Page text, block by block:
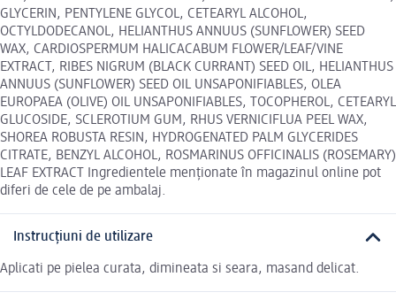
GLYCERIN, PENTYLENE GLYCOL, CETEARYL ALCOHOL,
OCTYLDODECANOL, HELIANTHUS ANNUUS (SUNFLOWER) SEED
WAX, CARDIOSPERMUM HALICACABUM FLOWER/LEAF/VINE
EXTRACT, RIBES NIGRUM (BLACK CURRANT) SEED OIL, HELIANTHUS
ANNUUS (SUNFLOWER) SEED OIL UNSAPONIFIABLES, OLEA
EUROPAEA (OLIVE) OIL UNSAPONIFIABLES, TOCOPHEROL, CETEARYL
GLUCOSIDE, SCLEROTIUM GUM, RHUS VERNICIFLUA PEEL WAX,
SHOREA ROBUSTA RESIN, HYDROGENATED PALM GLYCERIDES
CITRATE, BENZYL ALCOHOL, ROSMARINUS OFFICINALIS (ROSEMARY)
LEAF EXTRACT Ingredientele menționate în magazinul online pot
diferi de cele de pe ambalaj.
Instrucțiuni de utilizare
Aplicati pe pielea curata, dimineata si seara, masand delicat.